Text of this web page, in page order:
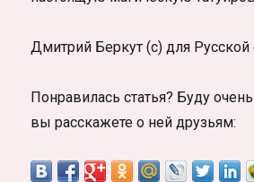
Дмитрий Беркут (c) для
Понравилась статья? Буду
вы расскажете о ней друзьям: